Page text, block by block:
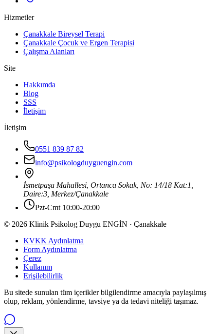
Hizmetler
Çanakkale Bireysel Terapi
Çanakkale Çocuk ve Ergen Terapisi
Çalışma Alanları
Site
Hakkımda
Blog
SSS
İletişim
İletişim
0551 839 87 82
info@psikologduyguengin.com
İsmetpaşa Mahallesi, Ortanca Sokak, No: 14/18 Kat:1,
Daire:3 Merkez/Çanakkale
Pzt-Cmt 10:00-20:00
© 2026 Klinik Psikolog Duygu ENGİN · Çanakkale
KVKK Aydınlatma
Form Aydınlatma
Çerez
Kullanım
Erişilebilirlik
Bu sitede sunulan tüm içerikler bilgilendirme amacıyla paylaşılmış
olup, reklam, yönlendirme, tavsiye ya da tedavi niteliği taşımaz.